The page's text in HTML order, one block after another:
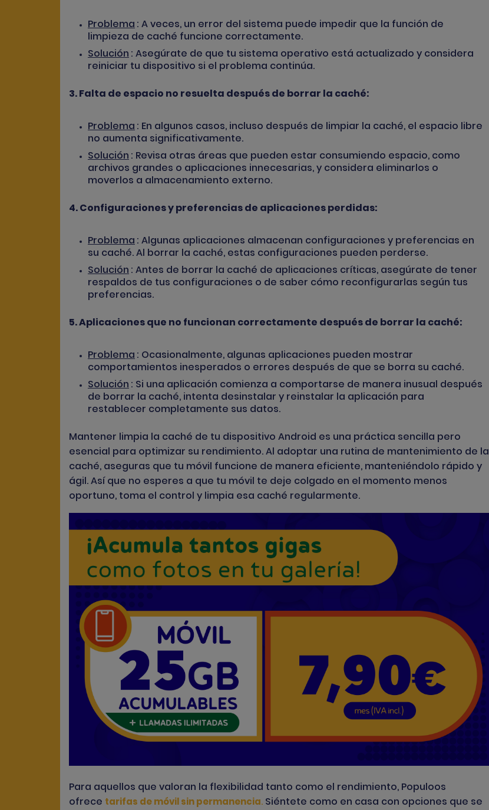
Problema : A veces, un error del sistema puede impedir que la función de
limpieza de caché funcione correctamente.
Solución : Asegúrate de que tu sistema operativo está actualizado y considera
reiniciar tu dispositivo si el problema continúa.
3. Falta de espacio no resuelta después de borrar la caché:
Problema : En algunos casos, incluso después de limpiar la caché, el espacio libre
no aumenta significativamente.
Solución : Revisa otras áreas que pueden estar consumiendo espacio, como
archivos grandes o aplicaciones innecesarias, y considera eliminarlos o
moverlos a almacenamiento externo.
4. Configuraciones y preferencias de aplicaciones perdidas:
Problema : Algunas aplicaciones almacenan configuraciones y preferencias en
su caché. Al borrar la caché, estas configuraciones pueden perderse.
Solución : Antes de borrar la caché de aplicaciones críticas, asegúrate de tener
respaldos de tus configuraciones o de saber cómo reconfigurarlas según tus
preferencias.
5. Aplicaciones que no funcionan correctamente después de borrar la caché:
Problema : Ocasionalmente, algunas aplicaciones pueden mostrar
comportamientos inesperados o errores después de que se borra su caché.
Solución : Si una aplicación comienza a comportarse de manera inusual después
de borrar la caché, intenta desinstalar y reinstalar la aplicación para
restablecer completamente sus datos.
Mantener limpia la caché de tu dispositivo Android es una práctica sencilla pero
esencial para optimizar su rendimiento. Al adoptar una rutina de mantenimiento de la
caché, aseguras que tu móvil funcione de manera eficiente, manteniéndolo rápido y
ágil. Así que no esperes a que tu móvil te deje colgado en el momento menos
oportuno, toma el control y limpia esa caché regularmente.
Para aquellos que valoran la flexibilidad tanto como el rendimiento, Populoos
ofrece tarifas de móvil sin permanencia. Siéntete como en casa con opciones que se